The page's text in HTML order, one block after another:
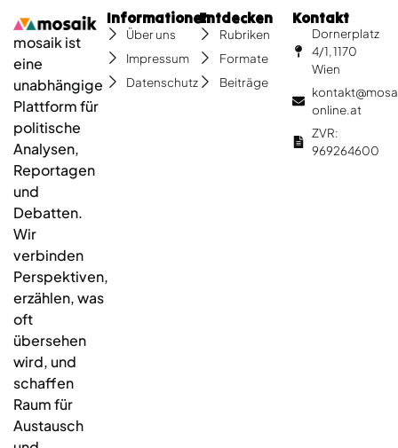
mosaik ist
eine
unabhängige
Plattform für
politische
Analysen,
Reportagen
und
Debatten.
Wir
verbinden
Perspektiven,
erzählen, was
oft
übersehen
wird, und
schaffen
Raum für
Austausch
Informationen
Über uns
Impressum
Datenschutz
Entdecken
Rubriken
Formate
Beiträge
Kontakt
Dornerplatz
4/1, 1170
Wien
online.at
ZVR:
969264600